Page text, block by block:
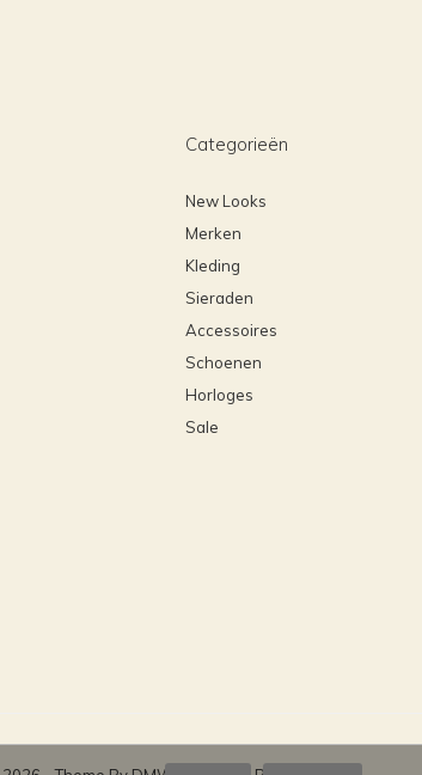
Categorieën
New Looks
Merken
Kleding
Sieraden
Accessoires
Schoenen
Horloges
Sale